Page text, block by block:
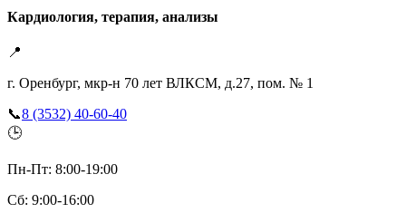
Кардиология, терапия, анализы
📍
г. Оренбург, мкр-н 70 лет ВЛКСМ, д.27, пом. № 1
📞8 (3532) 40-60-40
🕒
Пн-Пт: 8:00-19:00
Сб: 9:00-16:00